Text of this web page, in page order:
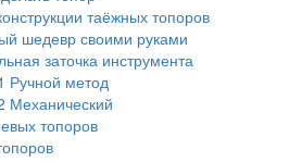
таёжных топоров
шедевр своими руками
заточка инструмента
Ручной метод
Механический
топоров